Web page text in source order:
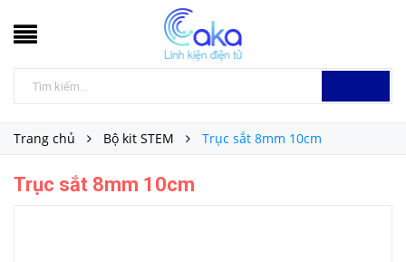
Trang chủ Bộ kit STEM Trục sắt 8mm 10cm
Trục sắt 8mm 10cm